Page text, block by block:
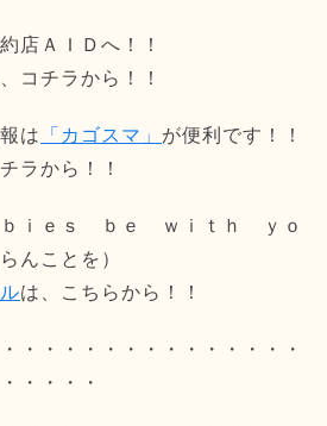
店ＡＩＤへ！！
コチラから！！
は 「カゴスマ」 が便利です！！
ラから！！
ｉｅｓ ｂｅ ｗｉｔｈ ｙｏ
んことを）
は、こちらから！！
・・・・・・・・・・・・・・
・・・・